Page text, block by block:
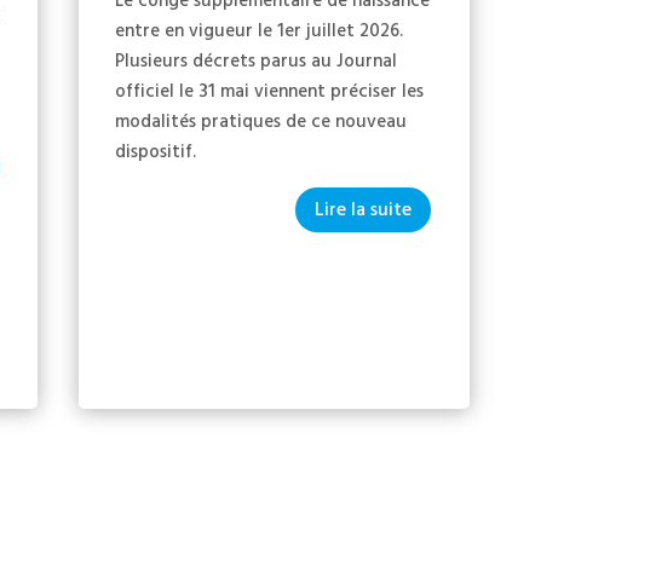
entre en vigueur le 1er juillet 2026.
Plusieurs décrets parus au Journal
officiel le 31 mai viennent préciser les
modalités pratiques de ce nouveau
dispositif.
Lire la suite